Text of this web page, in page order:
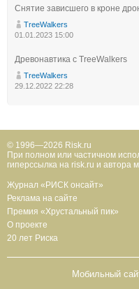
Снятие зависшего в кроне
TreeWalkers
01.01.2023 15:00
Древонавтика с TreeWalkers
TreeWalkers
29.12.2022 22:28
© 1996—2026 Risk.ru
При полном или частичном
гиперссылка на risk.ru и автора
Журнал «РИСК онсайт»
Реклама на сайте
Премия «Хрустальный пик»
О проекте
20 лет Риска
Мобильный